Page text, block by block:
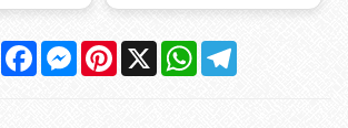
Compartilhar
FacebookMessenger
Pinterest
X WhatsApp